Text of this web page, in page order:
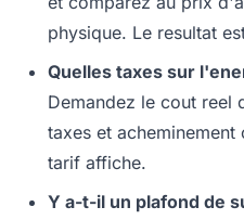
physique. Le resultat
Quelles taxes sur
Demandez le cout reel
taxes et
tarif affiche.
Y a-t-il un plafond de